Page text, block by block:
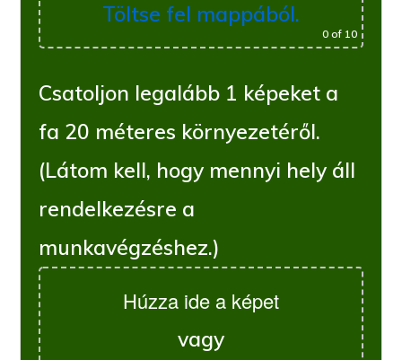
Töltse fel mappából.
0of 10
Csatoljon legalább 1 képeket a
fa 20 méteres környezetéről.
(Látom kell, hogy mennyi hely áll
rendelkezésre a
munkavégzéshez.)
Húzza ide a képet
vagy